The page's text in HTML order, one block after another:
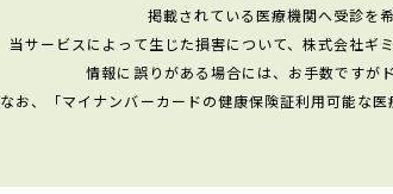
掲載されている医療機関へ受診を
当サービスによって生じた損害について、株式会社ギ
情報に誤りがある場合には、お手数ですが
なお、「マイナンバーカードの健康保険証利用可能な